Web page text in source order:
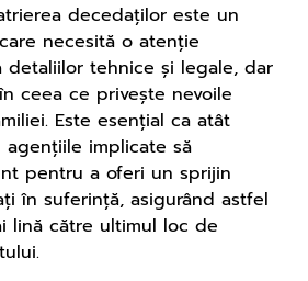
decedaților este un
necesită o atenție
detaliilor tehnice și legale, dar
ceea ce privește nevoile
Este esențial ca atât
implicate să
pentru a oferi un sprijin
în suferință, asigurând astfel
lină către ultimul loc de